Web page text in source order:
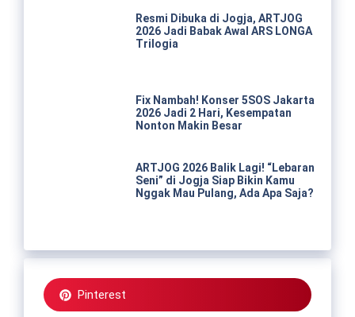
Resmi Dibuka di Jogja, ARTJOG
2026 Jadi Babak Awal ARS LONGA
Trilogia
Fix Nambah! Konser 5SOS Jakarta
2026 Jadi 2 Hari, Kesempatan
Nonton Makin Besar
ARTJOG 2026 Balik Lagi! “Lebaran
Seni” di Jogja Siap Bikin Kamu
Nggak Mau Pulang, Ada Apa Saja?
Pinterest